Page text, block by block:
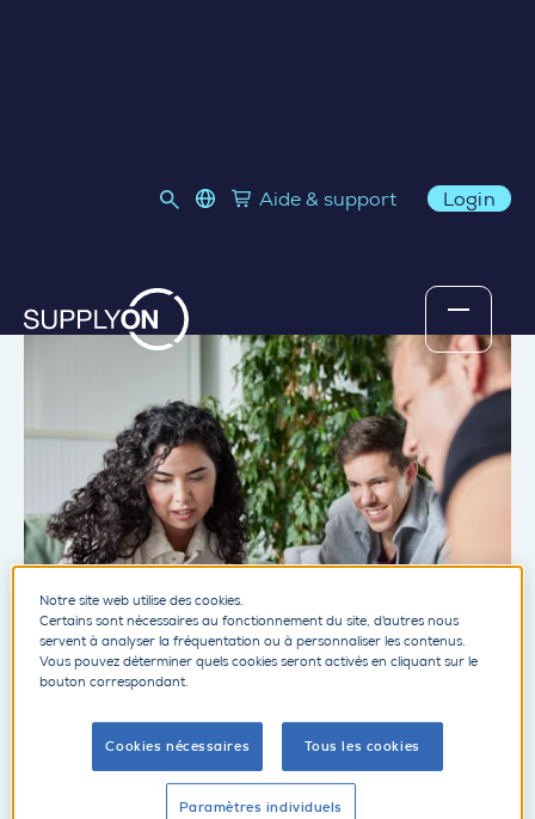
Retourner au contenulanguage select
Link to SupplyOn Store
Aide & support Login
Tirer le meilleur parti de
la collaboration
Des modèles de collaboration bien définis
Notre site web utilise des cookies.
Certains sont nécessaires au fonctionnement du site, d'autres nous
servent à analyser la fréquentation ou à personnaliser les contenus.
Vous pouvez déterminer quels cookies seront activés en cliquant sur le
bouton correspondant.
Cookies nécessaires Tous les cookies
Paramètres individuels